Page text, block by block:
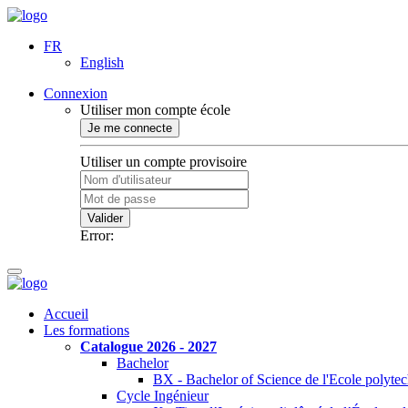
FR
English
Connexion
Utiliser mon compte école
Je me connecte
Utiliser un compte provisoire
Valider
Error:
Accueil
Les formations
Catalogue 2026 - 2027
Bachelor
BX - Bachelor of Science de l'Ecole
Cycle Ingénieur